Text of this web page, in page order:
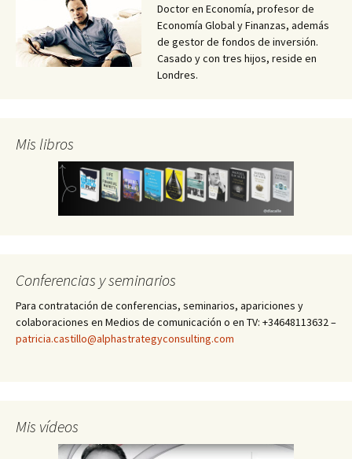
Doctor en Economía, profesor de
Economía Global y Finanzas, además
de gestor de fondos de inversión.
Casado y con tres hijos, reside en
Londres.
Mis libros
Conferencias y seminarios
Para contratación de conferencias, seminarios, apariciones y
colaboraciones en Medios de comunicación o en TV: +34648113632 –
patricia.castillo@alphastrategyconsulting.com
Mis vídeos